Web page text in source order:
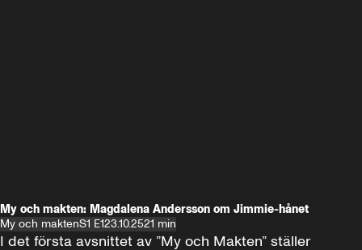
My och makten: Magdalena Andersson om Jimmie-hånet
My och maktenS1 E123.10.2521 min
I det första avsnittet av ”My och Makten” ställer